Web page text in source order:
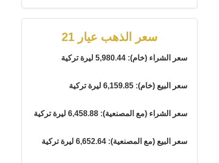
سعر الذهب عيار 21
سعر الشراء (خام): 5,980.44 ليرة تركية
سعر البيع (خام): 6,159.85 ليرة تركية
سعر الشراء (مع المصنعية): 6,458.88 ليرة تركية
سعر البيع (مع المصنعية): 6,652.64 ليرة تركية